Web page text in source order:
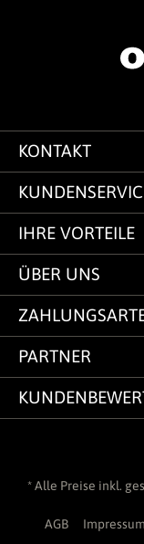
KONTAKT
IHRE VORTEILE
ÜBER UNS
PARTNER
* Alle Preise inkl.
AGB Impressum